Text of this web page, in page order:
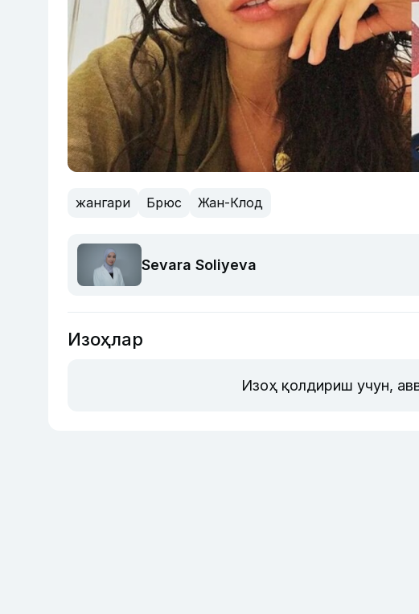
жангари Брюс Жан-Клод
Sevara Soliyeva
Изоҳлар
Изоҳ қолдириш учун,